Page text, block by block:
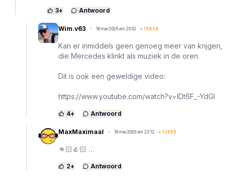
3+ Antwoord
Wim.v63 18 mei 2026 om 20:52 + 15834
Kan er inmiddels geen genoeg meer van krijgen,
die Mercedes klinkt als muziek in de oren.
Dit is ook een geweldige video:
https://www.youtube.com/watch?v=lDt6F_-YdGI
4+ Antwoord
MaxMaximaal 18 mei 2026 om 23:12 + 13955
👊🏻👍🏻 …
2+ Antwoord